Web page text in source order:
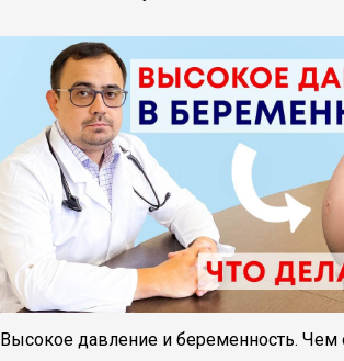
Высокое давление и беременность. Чем